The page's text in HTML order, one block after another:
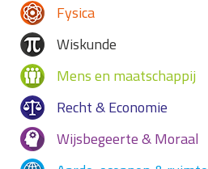
Fysica
Wiskunde
Mens en maatschappij
Recht & Economie
Wijsbegeerte & Moraal